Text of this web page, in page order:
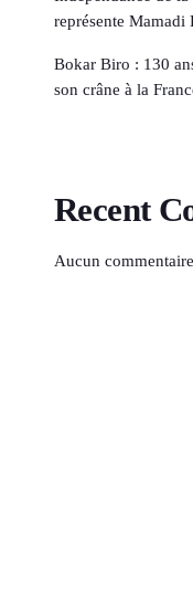
représente
Bokar Biro : 130
son crâne à la
Recent
Aucun